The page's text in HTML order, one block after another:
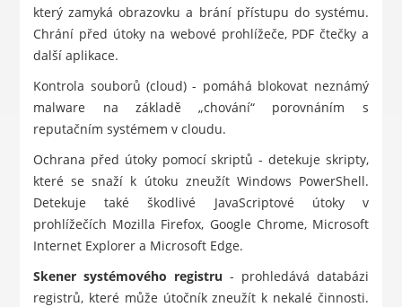
který zamyká obrazovku a brání přístupu do systému.
Chrání před útoky na webové prohlížeče, PDF čtečky a
další aplikace.
Kontrola souborů (cloud) - pomáhá blokovat neznámý
malware na základě „chování“ porovnáním s
reputačním systémem v cloudu.
Ochrana před útoky pomocí skriptů - detekuje skripty,
které se snaží k útoku zneužít Windows PowerShell.
Detekuje také škodlivé JavaScriptové útoky v
prohlížečích Mozilla Firefox, Google Chrome, Microsoft
Internet Explorer a Microsoft Edge.
Skener systémového registru - prohledává databázi
registrů, které může útočník zneužít k nekalé činnosti.